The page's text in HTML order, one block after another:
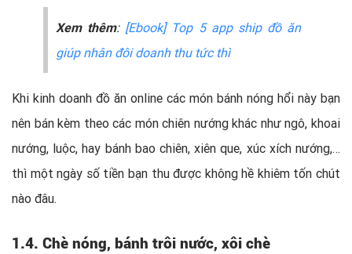
Xem thêm: [Ebook] Top 5 app ship đồ ăn
giúp nhân đôi doanh thu tức thì
Khi kinh doanh đồ ăn online các món bánh nóng hổi này bạn
nên bán kèm theo các món chiên nướng khác như ngô, khoai
nướng, luộc, hay bánh bao chiên, xiên que, xúc xích nướng,…
thì một ngày số tiền bạn thu được không hề khiêm tốn chút
nào đâu.
1.4. Chè nóng, bánh trôi nước, xôi chè